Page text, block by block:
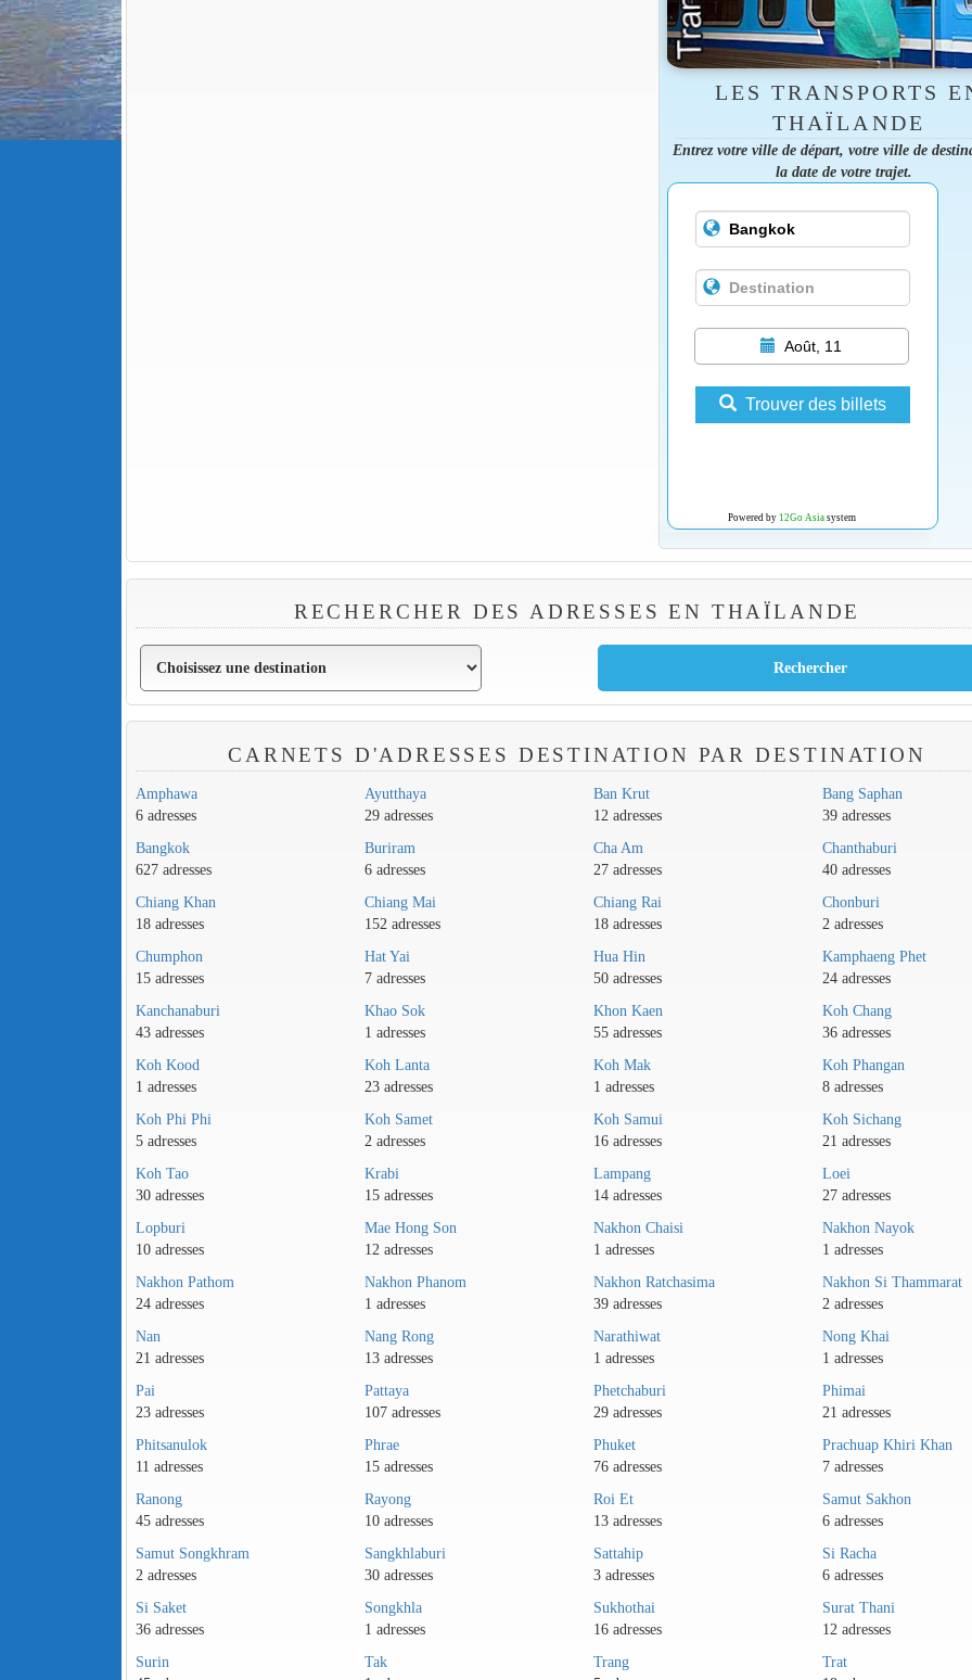
LES TRANSPORTS
THAÏLANDE
Entrez votre ville de départ, votre ville de
la date de votre trajet.
Août, 11
Trouver des billets
Powered by 12Go Asiasystem
RECHERCHER DES ADRESSES EN THAÏLANDE
CARNETS D'ADRESSES DESTINATION PAR DESTINATION
Amphawa
6 adresses
Ayutthaya
29 adresses
Ban Krut
12 adresses
Bang Saphan
39 adresses
Bangkok
627 adresses
Buriram
6 adresses
Cha Am
27 adresses
Chanthaburi
40 adresses
Chiang Khan
18 adresses
Chiang Mai
152 adresses
Chiang Rai
18 adresses
Chonburi
2 adresses
Chumphon
15 adresses
Hat Yai
7 adresses
Hua Hin
50 adresses
Kamphaeng Phet
24 adresses
Kanchanaburi
43 adresses
Khao Sok
1 adresses
Khon Kaen
55 adresses
Koh Chang
36 adresses
Koh Kood
1 adresses
Koh Lanta
23 adresses
Koh Mak
1 adresses
Koh Phangan
8 adresses
Koh Phi Phi
5 adresses
Koh Samet
2 adresses
Koh Samui
16 adresses
Koh Sichang
21 adresses
Koh Tao
30 adresses
Krabi
15 adresses
Lampang
14 adresses
Loei
27 adresses
Lopburi
10 adresses
Mae Hong Son
12 adresses
Nakhon Chaisi
1 adresses
Nakhon Nayok
1 adresses
Nakhon Pathom
24 adresses
Nakhon Phanom
1 adresses
Nakhon Ratchasima
39 adresses
Nakhon Si Thammarat
2 adresses
Nan
21 adresses
Nang Rong
13 adresses
Narathiwat
1 adresses
Nong Khai
1 adresses
Pai
23 adresses
Pattaya
107 adresses
Phetchaburi
29 adresses
Phimai
21 adresses
Phitsanulok
11 adresses
Phrae
15 adresses
Phuket
76 adresses
Prachuap Khiri Khan
7 adresses
Ranong
45 adresses
Rayong
10 adresses
Roi Et
13 adresses
Samut Sakhon
6 adresses
Samut Songkhram
2 adresses
Sangkhlaburi
30 adresses
Sattahip
3 adresses
Si Racha
6 adresses
Si Saket
36 adresses
Songkhla
1 adresses
Sukhothai
16 adresses
Surat Thani
12 adresses
Surin
Tak
Trang
Trat